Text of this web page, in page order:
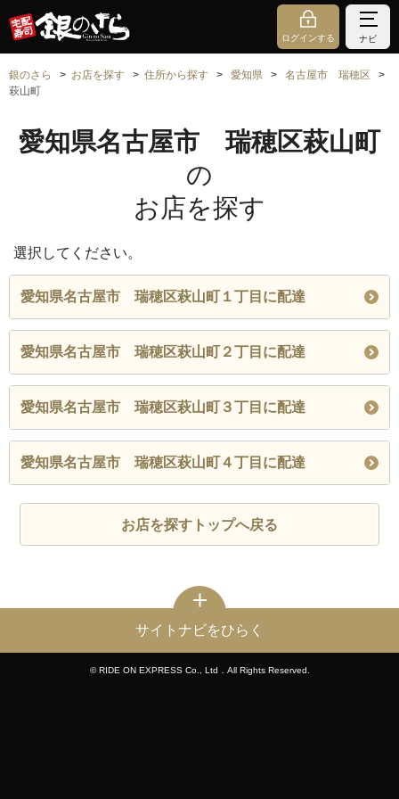
ログインする ナビ
銀のさら お店を探す 住所から探す 愛知県
名古屋市 瑞穂区
萩山町
愛知県名古屋市 瑞穂区萩山町
の
お店を探す
選択してください。
愛知県名古屋市 瑞穂区萩山町１丁目に配達
愛知県名古屋市 瑞穂区萩山町２丁目に配達
愛知県名古屋市 瑞穂区萩山町３丁目に配達
愛知県名古屋市 瑞穂区萩山町４丁目に配達
お店を探すトップへ戻る
サイトナビをひらく
© RIDE ON EXPRESS Co., Ltd．All Rights Reserved.